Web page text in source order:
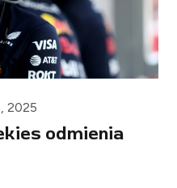
2025
odmienia